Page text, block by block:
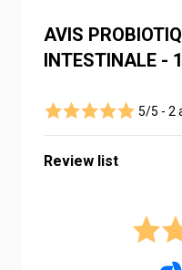
AVIS
INTESTINALE -
5/5 - 2
Review list